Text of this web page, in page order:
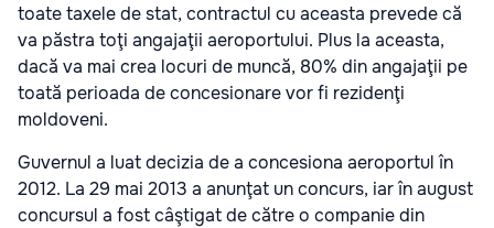
toate taxele de stat, contractul cu aceasta prevede că
va păstra toţi angajaţii aeroportului. Plus la aceasta,
dacă va mai crea locuri de muncă, 80% din angajaţii pe
toată perioada de concesionare vor fi rezidenţi
moldoveni.
Guvernul a luat decizia de a concesiona aeroportul în
2012. La 29 mai 2013 a anunţat un concurs, iar în august
concursul a fost câştigat de către o companie din